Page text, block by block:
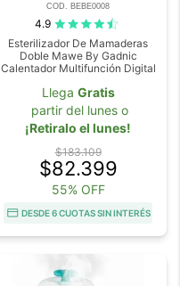
COD. BEBE0008
4.9
Esterilizador De Mamaderas
Doble Mawe By Gadnic
Calentador Multifunción Digital
Llega Gratis
partir del lunes o
¡Retiralo el lunes!
$183.109
$82.399
55% OFF
DESDE 6 CUOTAS SIN INTERÉS